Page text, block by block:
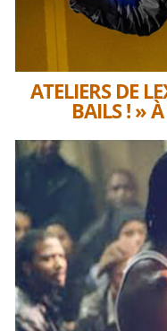
ATELIERS DE
BAILS ! »